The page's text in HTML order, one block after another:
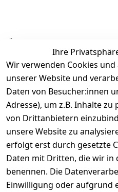
Ähnliche Produkte
Ihre
Wir verwenden Cookies
unserer Website und
Daten von Besucher:innen
Adresse), um z.B. Inhalte
von Drittanbietern
unsere Website zu
erfolgt erst durch gesetzte
Daten mit Dritten, die wir in
benennen. Die
Einwilligung oder aufgrund
Rechtliches
AGB
Impressum
Datenschutze
rklärung
Über uns
Kontakt
Registrieren
Kataloge zum
Download